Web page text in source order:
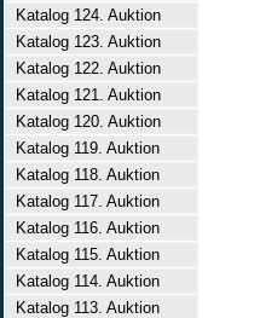
Katalog 124. Auktion
Katalog 123. Auktion
Katalog 122. Auktion
Katalog 121. Auktion
Katalog 120. Auktion
Katalog 119. Auktion
Katalog 118. Auktion
Katalog 117. Auktion
Katalog 116. Auktion
Katalog 115. Auktion
Katalog 114. Auktion
Katalog 113. Auktion